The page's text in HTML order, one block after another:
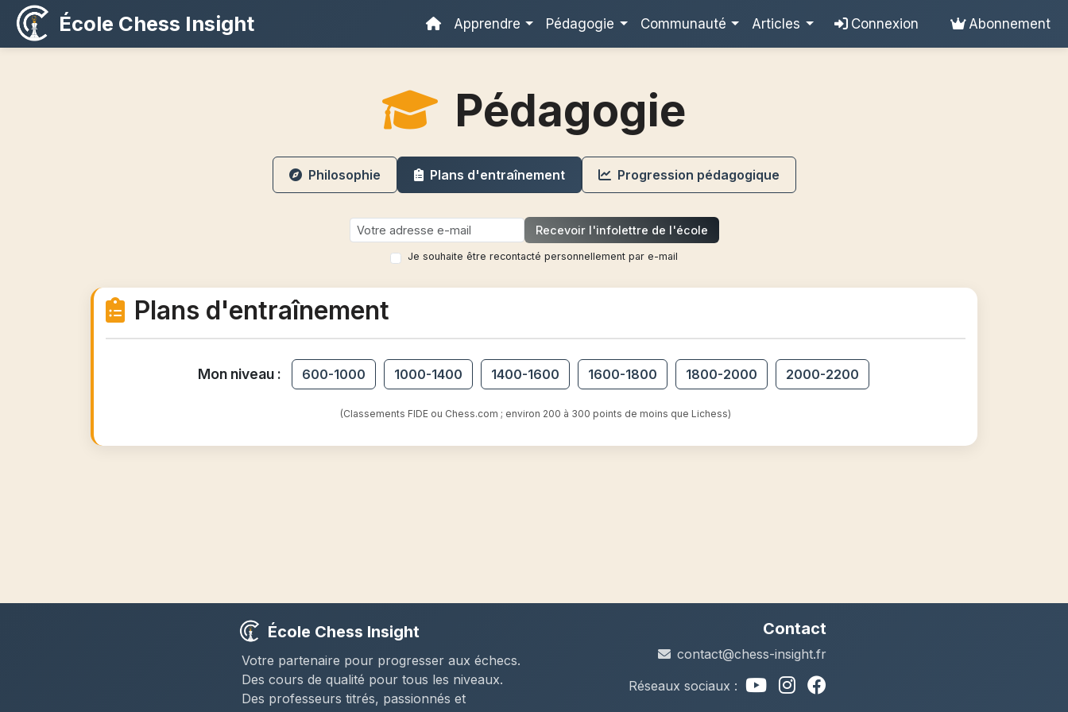
École Chess Insight Apprendre Pédagogie Communauté Articles Connexion Abonnement
Pédagogie
Philosophie Plans d'entraînement Progression pédagogique
Recevoir l'infolettre de l'école
Je souhaite être recontacté personnellement par e-mail
Plans d'entraînement
Mon niveau : 600-1000 1000-1400 1400-1600 1600-1800 1800-2000 2000-2200
(Classements FIDE ou Chess.com ; environ 200 à 300 points de moins que Lichess)
École Chess Insight
Votre partenaire pour progresser aux échecs.
Des cours de qualité pour tous les niveaux.
Des professeurs titrés, passionnés et
Contact
contact@chess-insight.fr
Réseaux sociaux :